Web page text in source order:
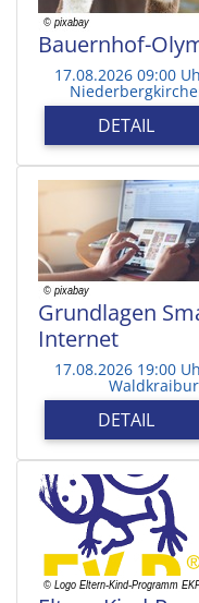
Bauernhof-
17.08.2026 09:00
DETAIL
Grundlagen
Internet
17.08.2026 19:00
DETAIL